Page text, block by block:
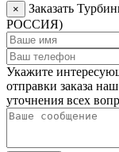
× Заказать
РОССИЯ)
Укажите
отправки заказа
уточнения всех